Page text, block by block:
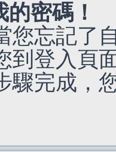
密碼！
您忘記了
到登入頁
驟完成，